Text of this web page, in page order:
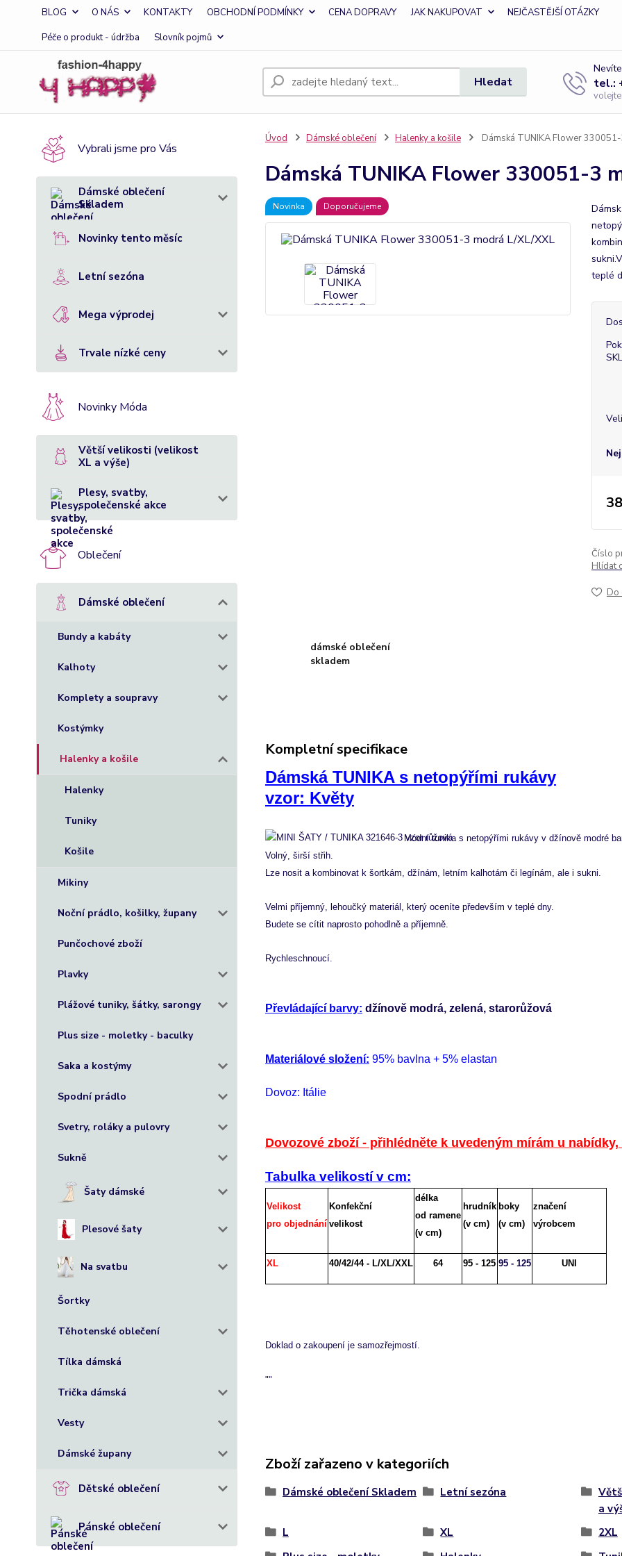
BLOG O NÁS KONTAKTY OBCHODNÍ PODMÍNKY CENA DOPRAVY JAK NAKUPOVAT
NEJČASTĚJŠÍ OTÁZKY
Péče o produkt - údržba
Slovník pojmů
Hledat tel.:
Vybrali jsme pro Vás
Dámské oblečení
Skladem
Novinky tento měsíc
Letní sezóna
Mega výprodej
Trvale nízké ceny
Novinky Móda
Větší velikosti (velikost
XL a výše)
Plesy, svatby,
společenské akce
Oblečení
Dámské oblečení
Bundy a kabáty
Kalhoty
Komplety a soupravy
Kostýmky
Halenky a košile
Halenky
Tuniky
Košile
Mikiny
Noční prádlo, košilky, župany
Punčochové zboží
Plavky
Plážové tuniky, šátky, sarongy
Plus size - moletky - baculky
Saka a kostýmy
Spodní prádlo
Svetry, roláky a pulovry
Sukně
Šaty dámské
Plesové šaty
Na svatbu
Šortky
Těhotenské oblečení
Tílka dámská
Trička dámská
Vesty
Dámské župany
Dětské oblečení
Pánské oblečení
Úvod Dámské oblečení Halenky a košile Dámská TUNIKA Flower
Dámská TUNIKA Flower 330051-3
Novinka Doporučujeme
teplé
Číslo
Hlídat
Do
dámské oblečení
skladem
Kompletní specifikace
Dámská TUNIKA s netopýřími rukávy
vzor: Květy
Módní tunika s netopýřími rukávy v džínově modré
Volný, širší střih.
Lze nosit a kombinovat k šortkám, džínám, letním kalhotám či legínám, ale i sukni.
Velmi příjemný, lehoučký materiál, který oceníte především v teplé dny.
Budete se cítit naprosto pohodlně a příjemně.
Rychleschnoucí.
Převládající barvy: džínově modrá, zelená, starorůžová
Materiálové složení: 95% bavlna + 5% elastan
Dovoz: Itálie
Dovozové zboží - přihlédněte k uvedeným mírám u nabídky,
Tabulka velikostí v cm:
Velikost
pro objednání
Konfekční
velikost
délka
od ramene
(v cm)
hrudník
(v cm)
boky
(v cm)
značení
výrobcem
XL 40/42/44 - L/XL/XXL 64 95 - 125 95 - 125 UNI
Doklad o zakoupení je samozřejmostí.
""
Zboží zařazeno v kategoriích
Dámské oblečení Skladem Letní sezóna
a
L
XL
2XL